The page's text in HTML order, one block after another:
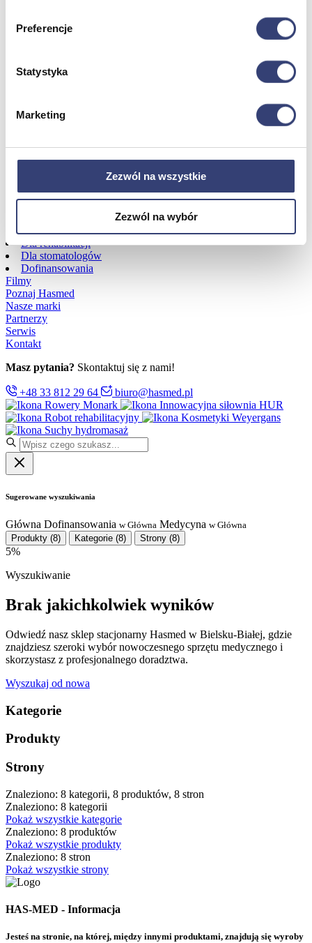
Preferencje
Statystyka
Marketing
Zezwól na wszystkie
Zezwól na wybór
Dofinansowania
Wróć
Zobacz wszystko
Aquatizer Testowy
Robot rehabilitacyjny ROBERT®
Robotyka w rehabilitacji
Dla rehabilitacji
Dla stomatologów
Dofinansowania
Filmy
Poznaj Hasmed
Nasze marki
Partnerzy
Serwis
Kontakt
Masz pytania? Skontaktuj się z nami!
+48 33 812 29 64
biuro@hasmed.pl
Rowery Monark
Innowacyjna siłownia HUR
Robot rehabilitacyjny
Kosmetyki Weyergans
Suchy hydromasaż
Sugerowane wyszukiwania
Główna Dofinansowania w Główna Medycyna w Główna
Produkty (8) Kategorie (8) Strony (8)
5%
Wyszukiwanie
Brak jakichkolwiek wyników
Odwiedź nasz sklep stacjonarny Hasmed w Bielsku-Białej, gdzie
znajdziesz szeroki wybór nowoczesnego sprzętu medycznego i
skorzystasz z profesjonalnego doradztwa.
Wyszukaj od nowa
Kategorie
Produkty
Strony
Znaleziono: 8 kategorii, 8 produktów, 8 stron
Znaleziono: 8 kategorii
Pokaż wszystkie kategorie
Znaleziono: 8 produktów
Pokaż wszystkie produkty
Znaleziono: 8 stron
Pokaż wszystkie strony
HAS-MED - Informacja
Jesteś na stronie, na której, między innymi produktami, znajdują się wyroby